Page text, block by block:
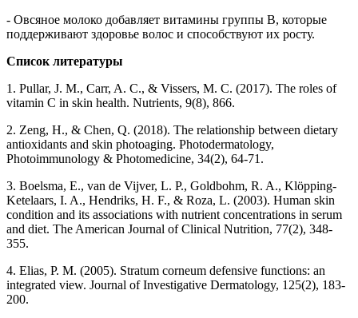
- Овсяное молоко добавляет витамины группы B, которые
поддерживают здоровье волос и способствуют их росту.
Список литературы
1. Pullar, J. M., Carr, A. C., & Vissers, M. C. (2017). The roles of
vitamin C in skin health. Nutrients, 9(8), 866.
2. Zeng, H., & Chen, Q. (2018). The relationship between dietary
antioxidants and skin photoaging. Photodermatology,
Photoimmunology & Photomedicine, 34(2), 64-71.
3. Boelsma, E., van de Vijver, L. P., Goldbohm, R. A., Klöpping-
Ketelaars, I. A., Hendriks, H. F., & Roza, L. (2003). Human skin
condition and its associations with nutrient concentrations in serum
and diet. The American Journal of Clinical Nutrition, 77(2), 348-
355.
4. Elias, P. M. (2005). Stratum corneum defensive functions: an
integrated view. Journal of Investigative Dermatology, 125(2), 183-
200.